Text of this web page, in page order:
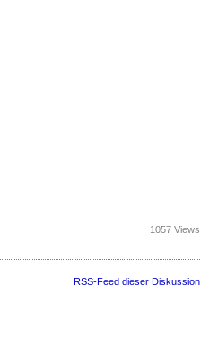
1057 Views
RSS-Feed dieser Diskussion